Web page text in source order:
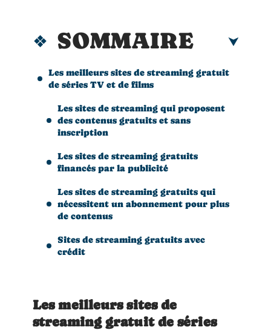
SOMMAIRE
Les meilleurs sites de streaming gratuit
de séries TV et de films
Les sites de streaming qui proposent
des contenus gratuits et sans
inscription
Les sites de streaming gratuits
financés par la publicité
Les sites de streaming gratuits qui
nécessitent un abonnement pour plus
de contenus
Sites de streaming gratuits avec
crédit
Les meilleurs sites de
streaming gratuit de séries